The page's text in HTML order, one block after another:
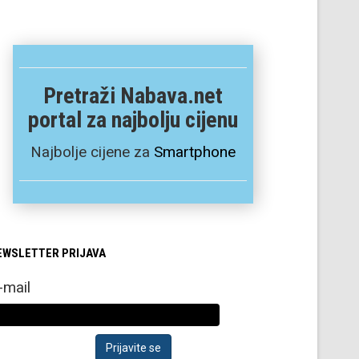
Pretraži Nabava.net
portal za najbolju cijenu
Najbolje cijene za Smartphone
PRIJAVA